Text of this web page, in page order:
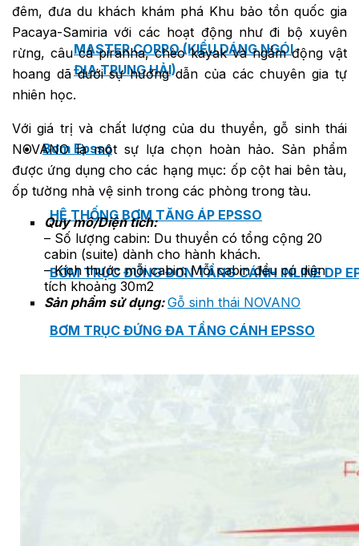
MASTER COPPO (KIỂU DÁNG NGÓI
ĐỊA TRUNG HẢI)
Bơm Epsso
HỆ THỐNG BƠM TĂNG ÁP EPSSO
BƠM TRỤC ĐỨNG ĐƠN TẦNG CÁNH INLINE DP
BƠM TRỤC ĐỨNG ĐA TẦNG CÁNH EPSSO
BƠM TRỤC NGANG ĐA TẦNG CÁNH EPSSO
BƠM TRỤC NGANG RỜI TRỤC DSV EPSSO
đêm, đưa du khách khám phá Khu bảo tồn quốc gia
Pacaya-Samiria với các hoạt động như đi bộ xuyên
rừng, câu cá piranha, chèo kayak và ngắm động vật
hoang dã dưới sự hướng dẫn của các chuyên gia tự
nhiên học.
Với giá trị và chất lượng của du thuyền, gỗ sinh thái
NOVANO là một sự lựa chọn hoàn hảo. Sản phẩm
được ứng dụng cho các hạng mục: ốp cột hai bên tàu,
ốp tường nhà vệ sinh trong các phòng trong tàu.
Quy mô/Diện tích:
– Số lượng cabin: Du thuyền có tổng cộng 20
cabin (suite) dành cho hành khách.
– Kích thước mỗi cabin: Mỗi cabin đều có diện
tích khoảng 30m2
Sản phẩm sử dụng:Gỗ sinh thái NOVANO